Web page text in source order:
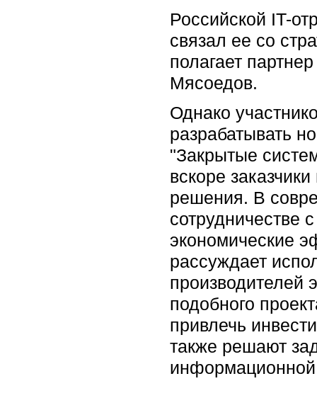
Российской IT-
связал ее со
полагает
Мясоедов.
Однако
разрабатывать
"Закрытые
вскоре
решения. В
сотрудничестве
экономические
рассуждает
производителей
подобного
привлечь
также решают